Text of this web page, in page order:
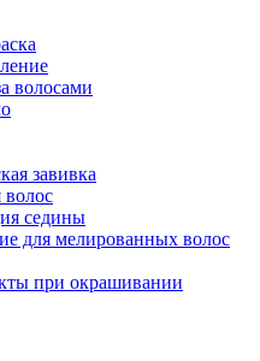
волосами
завивка
седины
для мелированных волос
при окрашивании